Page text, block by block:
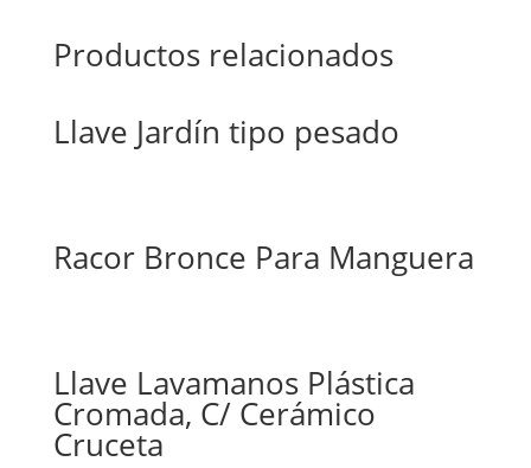
Productos relacionados
Llave Jardín tipo pesado
Racor Bronce Para Manguera
Llave Lavamanos Plástica
Cromada, C/ Cerámico
Cruceta